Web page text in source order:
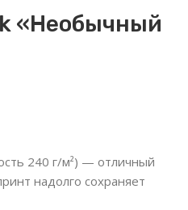
«Необычный
240 г/м²) — отличный
надолго сохраняет